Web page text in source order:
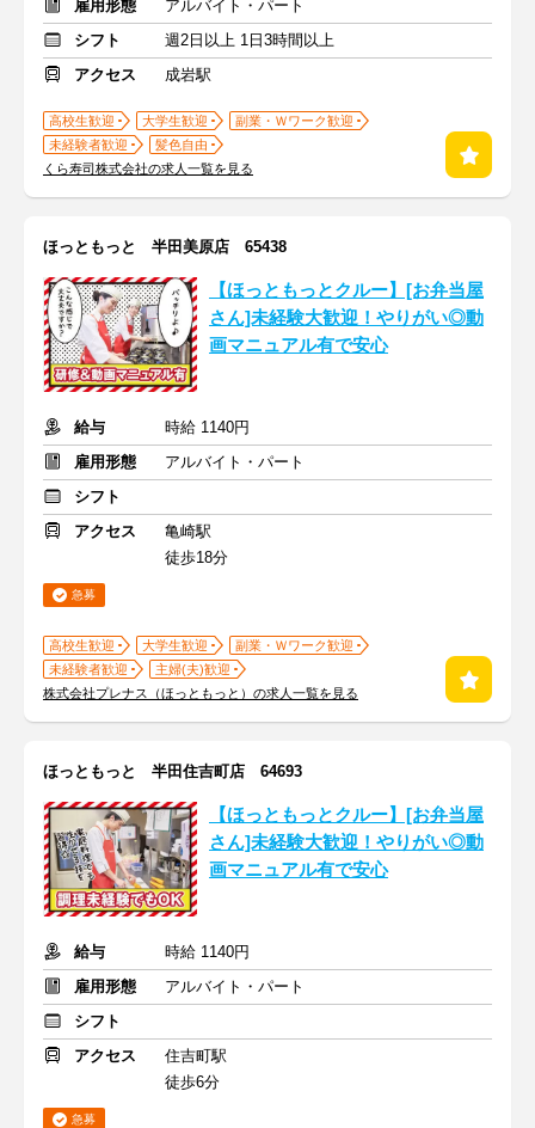
雇用形態
アルバイト・パート
シフト
週2日以上 1日3時間以上
アクセス
成岩駅
高校生歓迎 大学生歓迎
副業・Ｗワーク歓迎
未経験者歓迎
髪色自由
くら寿司株式会社の求人一覧を見る
ほっともっと 半田美原店 65438
【ほっともっとクルー】[お弁当屋
さん]未経験大歓迎！やりがい◎動
画マニュアル有で安心
給与
時給 1140円
雇用形態
アルバイト・パート
シフト
アクセス
亀崎駅
徒歩18分
急募
高校生歓迎 大学生歓迎
副業・Ｗワーク歓迎
未経験者歓迎
主婦(夫)歓迎
株式会社プレナス（ほっともっと）の求人一覧を見る
ほっともっと 半田住吉町店 64693
【ほっともっとクルー】[お弁当屋
さん]未経験大歓迎！やりがい◎動
画マニュアル有で安心
給与
時給 1140円
雇用形態
アルバイト・パート
シフト
アクセス
住吉町駅
徒歩6分
急募